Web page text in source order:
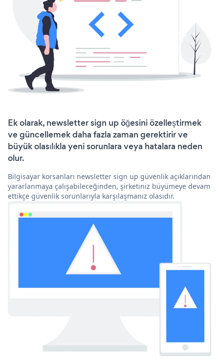
Ek olarak, newsletter sign up öğesini özelleştirmek
ve güncellemek daha fazla zaman gerektirir ve
büyük olasılıkla yeni sorunlara veya hatalara neden
olur.
Bilgisayar korsanları newsletter sign up güvenlik açıklarından
yararlanmaya çalışabileceğinden, şirketiniz büyümeye devam
ettikçe güvenlik sorunlarıyla karşılaşmanız olasıdır.